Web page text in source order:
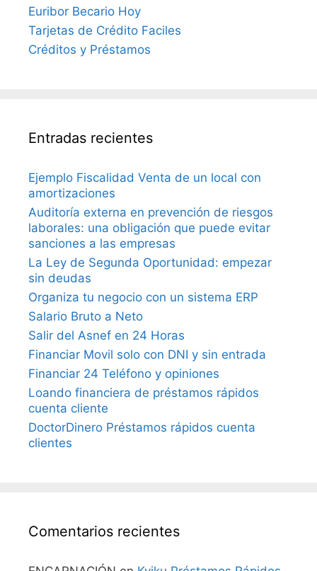
Euribor Becario Hoy
Tarjetas de Crédito Faciles
Créditos y Préstamos
Entradas recientes
Ejemplo Fiscalidad Venta de un local con
amortizaciones
Auditoría externa en prevención de riesgos
laborales: una obligación que puede evitar
sanciones a las empresas
La Ley de Segunda Oportunidad: empezar
sin deudas
Organiza tu negocio con un sistema ERP
Salario Bruto a Neto
Salir del Asnef en 24 Horas
Financiar Movil solo con DNI y sin entrada
Financiar 24 Teléfono y opiniones
Loando financiera de préstamos rápidos
cuenta cliente
DoctorDinero Préstamos rápidos cuenta
clientes
Comentarios recientes